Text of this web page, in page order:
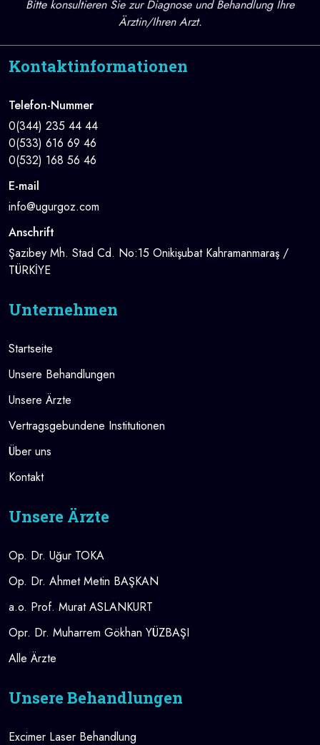
Bitte konsultieren Sie zur Diagnose und Behandlung Ihre
Ärztin/Ihren Arzt.
Kontaktinformationen
Telefon-Nummer
0(344) 235 44 44
0(533) 616 69 46
0(532) 168 56 46
E-mail
info@ugurgoz.com
Anschrift
Şazibey Mh. Stad Cd. No:15 Onikişubat Kahramanmaraş /
TÜRKİYE
Unternehmen
Startseite
Unsere Behandlungen
Unsere Ärzte
Vertragsgebundene Institutionen
Über uns
Kontakt
Unsere Ärzte
Op. Dr. Uğur TOKA
Op. Dr. Ahmet Metin BAŞKAN
a.o. Prof. Murat ASLANKURT
Opr. Dr. Muharrem Gökhan YÜZBAŞI
Alle Ärzte
Unsere Behandlungen
Excimer Laser Behandlung